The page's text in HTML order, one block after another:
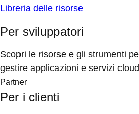
Libreria delle risorse
Per sviluppatori
Scopri le risorse e gli strumenti
gestire applicazioni e servizi
Partner
Per i clienti